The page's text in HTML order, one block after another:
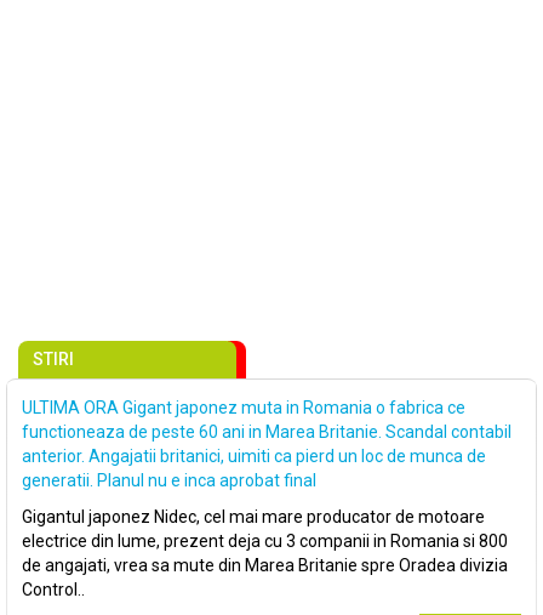
STIRI
ULTIMA ORA Gigant japonez muta in Romania o fabrica ce
functioneaza de peste 60 ani in Marea Britanie. Scandal contabil
anterior. Angajatii britanici, uimiti ca pierd un loc de munca de
generatii. Planul nu e inca aprobat final
Gigantul japonez Nidec, cel mai mare producator de motoare
electrice din lume, prezent deja cu 3 companii in Romania si 800
de angajati, vrea sa mute din Marea Britanie spre Oradea divizia
Control..